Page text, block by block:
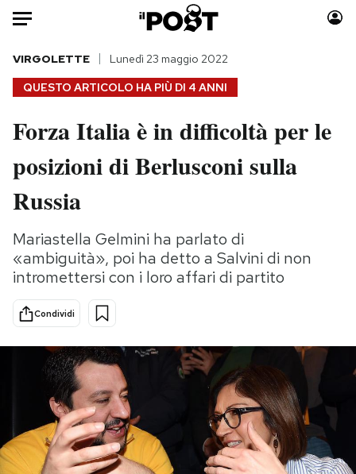
Auto
HOME
Italia
Politica
Tecnologia
Scienza
Cultura
Sport
Moda
Consumismi
Media
Europa
PODCAST
NEWSLETTER
QUESTO ARTICOLO HA PIÙ DI 4 ANNI
VIRGOLETTE Lunedì 23 maggio 2022
Forza Italia è in difficoltà per le
posizioni di Berlusconi sulla
Russia
Mariastella Gelmini ha parlato di
«ambiguità», poi ha detto a Salvini di non
intromettersi con i loro affari di partito
Condividi